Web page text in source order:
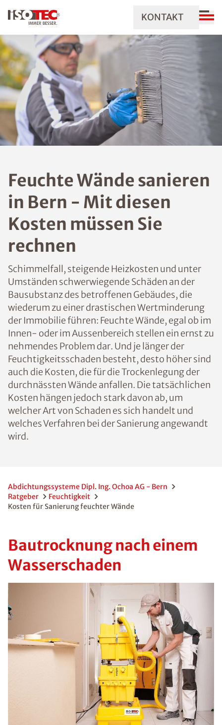
KONTAKT
Feuchte Wände sanieren
in Bern - Mit diesen
Kosten müssen Sie
rechnen
Schimmelfall, steigende Heizkosten und unter
Umständen schwerwiegende Schäden an der
Bausubstanz des betroffenen Gebäudes, die
wiederum zu einer drastischen Wertminderung
der Immobilie führen: Feuchte Wände, egal ob im
Innen- oder im Aussenbereich stellen ein ernst zu
nehmendes Problem dar. Und je länger der
Feuchtigkeitsschaden besteht, desto höher sind
auch die Kosten, die für die Trockenlegung der
durchnässten Wände anfallen. Die tatsächlichen
Kosten hängen jedoch stark davon ab, um
welcher Art von Schaden es sich handelt und
welches Verfahren bei der Sanierung angewandt
wird.
Abdichtungssysteme Dipl. Ing. Ochoa AG - Bern
Ratgeber
Feuchtigkeit
Kosten für Sanierung feuchter Wände
Bautrocknung nach einem
Wasserschaden